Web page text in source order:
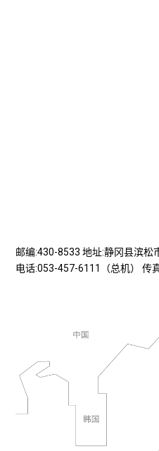
邮编:430-8533 地址:静冈县滨松
电话:053-457-6111（总机） 传